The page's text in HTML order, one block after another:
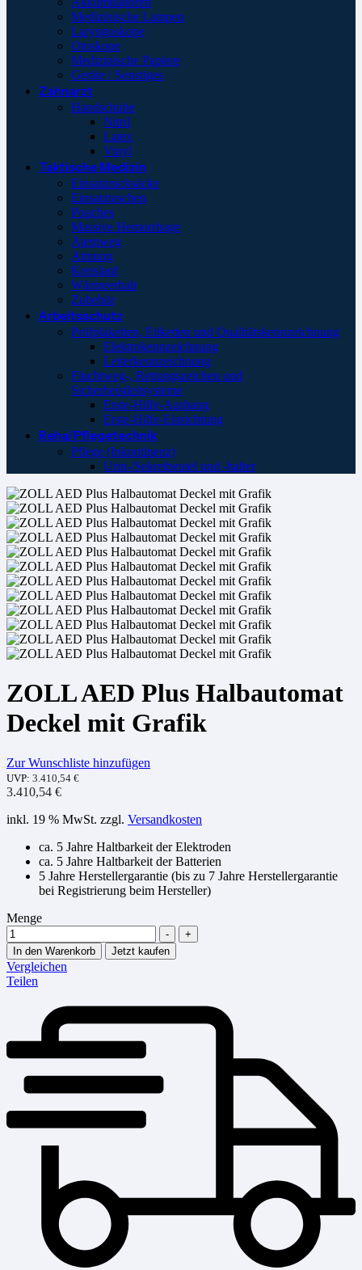
Medizinische Lampen
Laryngoskope
Otoskope
Medizinische Papiere
Geräte / Sonstiges
Zahnarzt
Handschuhe
Nitril
Latex
Vinyl
Taktische Medizin
Einsatzrucksäcke
Einsatztaschen
Pouches
Massive Hemorrhage
Atemweg
Atmung
Kreislauf
Wärmeerhalt
Zubehör
Arbeitsschutz
Prüfplaketten, Etiketten und Qualitätskennzeichnung
Elektrokennzeichnung
Leiterkennzeichnung
Fluchtweg-, Rettungszeichen und
Sicherheistleitsysteme
Erste-Hilfe-Aushang
Erste-Hilfe-Einrichtung
Reha/Pflegetechnik
Pflege (Inkontinenz)
Urin-/Sekretbeutel und -halter
ZOLL AED Plus Halbautomat
Deckel mit Grafik
Zur Wunschliste hinzufügen
UVP: 3.410,54 €
3.410,54 €
inkl. 19 % MwSt. zzgl. Versandkosten
ca. 5 Jahre Haltbarkeit der Elektroden
ca. 5 Jahre Haltbarkeit der Batterien
5 Jahre Herstellergarantie (bis zu 7 Jahre Herstellergarantie
bei Registrierung beim Hersteller)
Menge
-
+
In den Warenkorb
Jetzt kaufen
Vergleichen
Teilen